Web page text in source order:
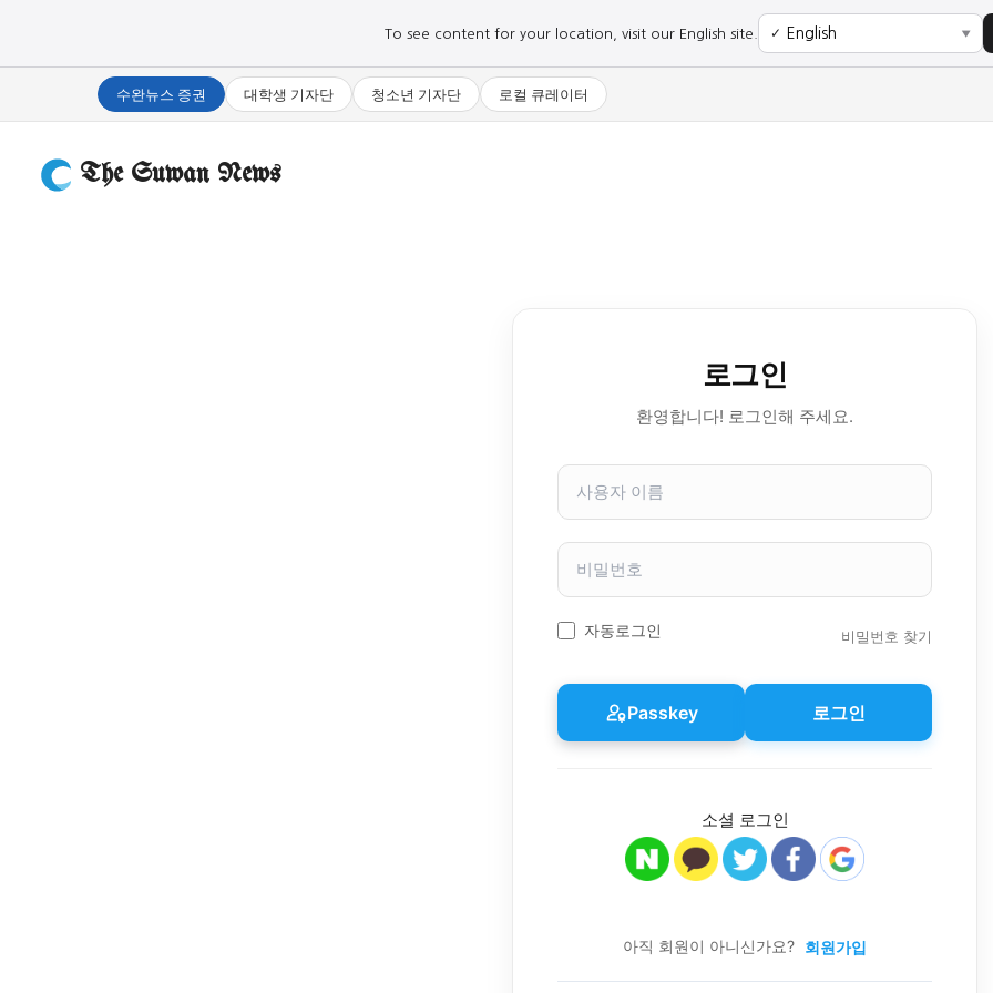
To see content for your location, visit our English site. ✓ ▼
수완뉴스 증권 대학생 기자단 청소년 기자단 로컬 큐레이터
The Suwan News
로그인
환영합니다! 로그인해 주세요.
사
자
이
비
번
호
자동로그인 비밀번호 찾기
Passkey 로그인
소셜 로그인
아직 회원이 아니신가요? 회원가입